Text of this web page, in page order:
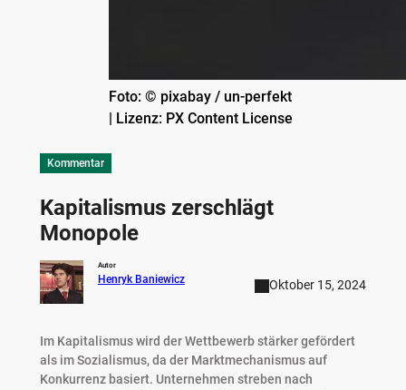
Foto: © pixabay / un-perfekt
| Lizenz: PX Content License
Kommentar
Kapitalismus zerschlägt
Monopole
Autor
Henryk Baniewicz Oktober 15, 2024
Im Kapitalismus wird der Wettbewerb stärker gefördert
als im Sozialismus, da der Marktmechanismus auf
Konkurrenz basiert. Unternehmen streben nach